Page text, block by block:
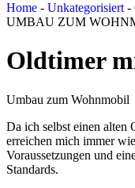
Home - Unkategorisiert -
UMBAU ZUM
Oldtimer
Umbau zum Wohnmobil
Da ich selbst einen alten
erreichen mich immer
Voraussetzungen und
Standards.